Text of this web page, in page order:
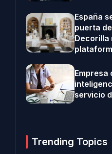
España
puerta
Decorilla
Empresa
servicio
Trending Topics